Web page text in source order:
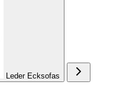
Leder Ecksofas